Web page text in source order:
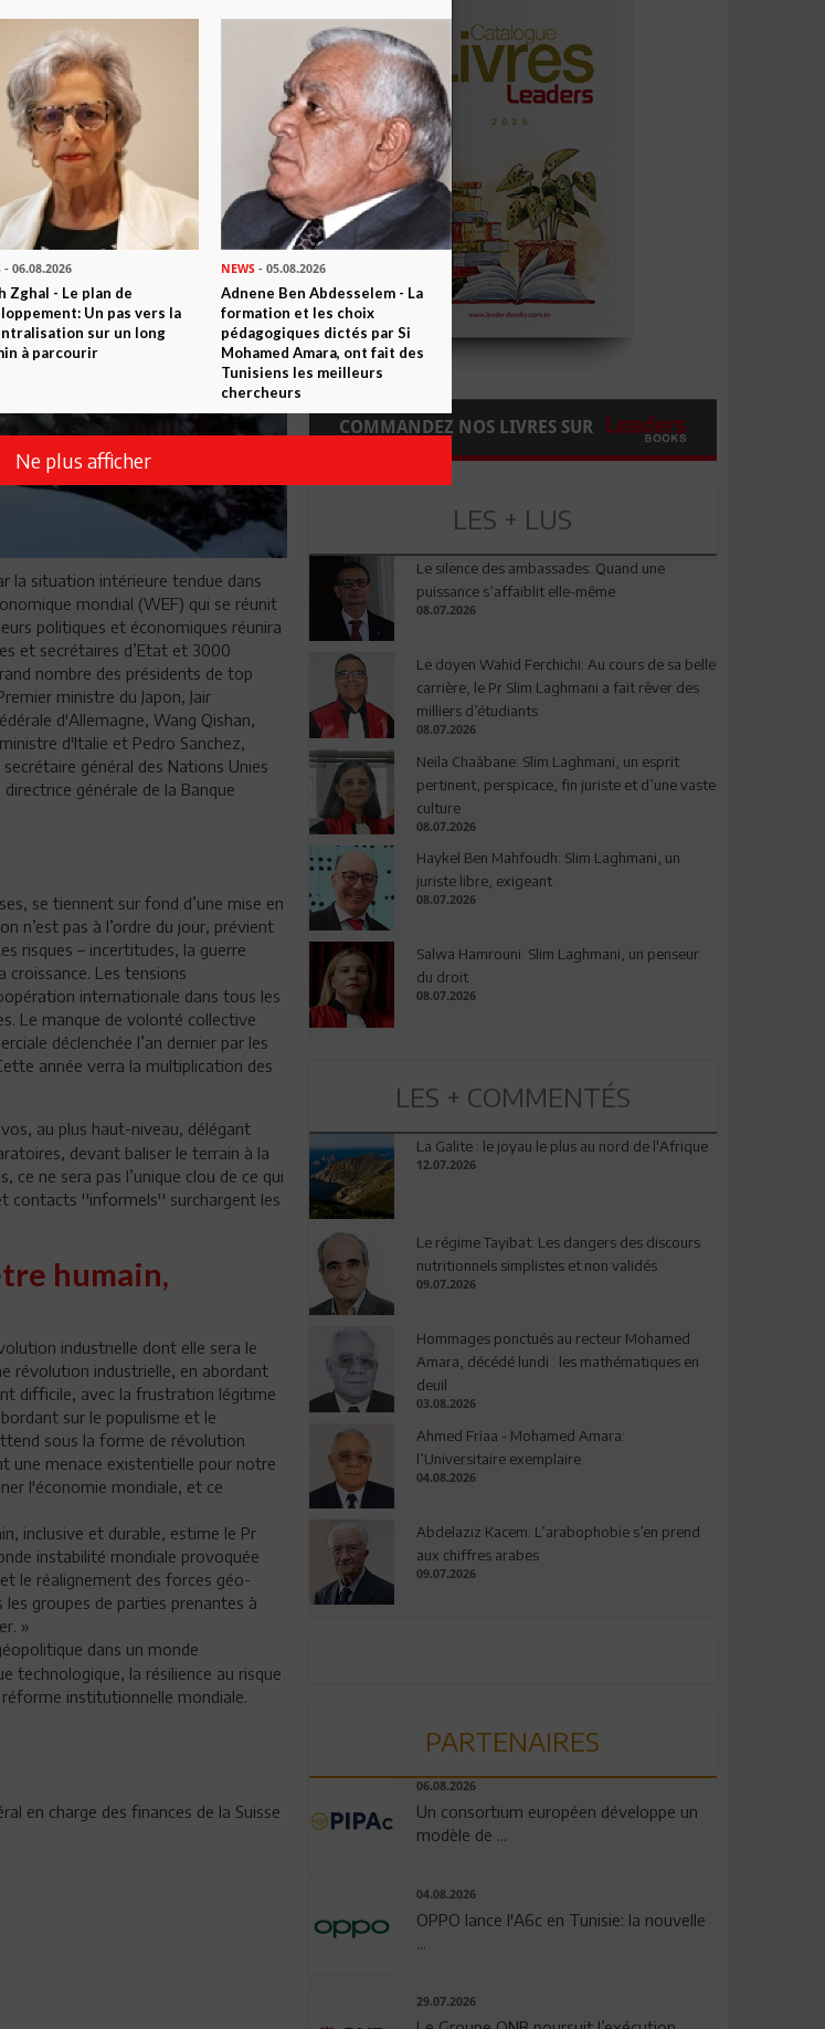
la situation intérieure tendue dans
mondial (WEF) qui se réunit
politiques et économiques réunira
et secrétaires d’Etat et 3000
nombre des présidents de top
ministre du Japon, Jair
d'Allemagne, Wang Qishan,
d'Italie et Pedro Sanchez,
général des Nations Unies
générale de la Banque
se tiennent sur fond d’une mise en
n’est pas à l’ordre du jour, prévient
risques – incertitudes, la guerre
Les tensions
internationale dans tous les
Le manque de volonté collective
déclenchée l’an dernier par les
année verra la multiplication des
au plus haut-niveau, délégant
devant baliser le terrain à la
ce ne sera pas l’unique clou de ce qui
contacts ''informels'' surchargent les
humain,
industrielle dont elle sera le
révolution industrielle, en abordant
difficile, avec la frustration légitime
sur le populisme et le
sous la forme de révolution
une menace existentielle pour notre
l'économie mondiale, et ce
inclusive et durable, estime le Pr
instabilité mondiale provoquée
le réalignement des forces géo-
groupes de parties prenantes à
»
dans un monde
technologique, la résilience au risque
institutionnelle mondiale.
en charge des finances de la Suisse
COMMANDEZ NOS LIVRES SUR
LES + LUS
Le silence des ambassades: Quand une
puissance s’affaiblit elle-même
08.07.2026
Le doyen Wahid Ferchichi: Au cours de sa belle
carrière, le Pr Slim Laghmani a fait rêver des
milliers d’étudiants
08.07.2026
Neila Chaâbane: Slim Laghmani, un esprit
pertinent, perspicace, fin juriste et d’une vaste
culture
08.07.2026
Haykel Ben Mahfoudh: Slim Laghmani, un
juriste libre, exigeant
08.07.2026
Salwa Hamrouni: Slim Laghmani, un penseur
du droit
08.07.2026
LES + COMMENTÉS
La Galite : le joyau le plus au nord de l'Afrique
12.07.2026
Le régime Tayibat: Les dangers des discours
nutritionnels simplistes et non validés
09.07.2026
Hommages ponctués au recteur Mohamed
Amara, décédé lundi : les mathématiques en
deuil
03.08.2026
Ahmed Friaa - Mohamed Amara:
l’Universitaire exemplaire
04.08.2026
Abdelaziz Kacem: L’arabophobie s’en prend
aux chiffres arabes
09.07.2026
PARTENAIRES
06.08.2026
Un consortium européen développe un
modèle de ...
04.08.2026
OPPO lance l'A6c en Tunisie: la nouvelle
...
29.07.2026
- 06.08.2026
Zghal - Le plan de
Un pas vers la
sur un long
à parcourir
NEWS- 05.08.2026
Adnene Ben Abdesselem - La
formation et les choix
pédagogiques dictés par Si
Mohamed Amara, ont fait des
Tunisiens les meilleurs
chercheurs
Ne plus afficher